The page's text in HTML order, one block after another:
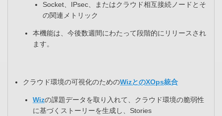
Socket、IPsec、またはクラウド相互接続ノードとそ
の関連メトリック
本機能は、今後数週間にわたって段階的にリリースされ
ます。​
クラウド環境の可視化のためのWizとのXOps統合
Wizの課題データを取り入れて、クラウド環境の脆弱性
に基づくストーリーを生成し、Stories